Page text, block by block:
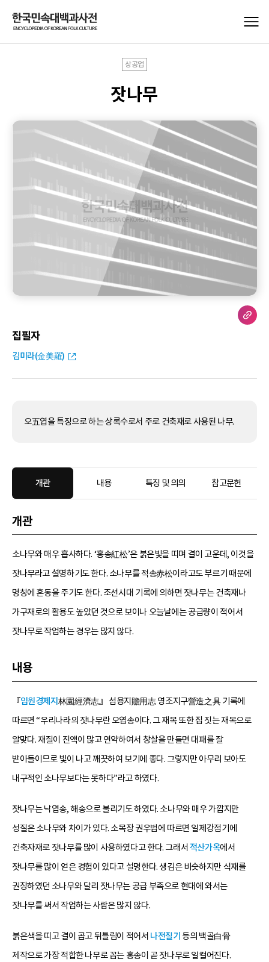
상공업
잣나무
집필자
김미라(金美羅)
오五엽을 특징으로 하는 상록수로서 주로 건축재로 사용된 나무.
개관 내용 특징 및 의의 참고문헌
개관
소나무와 매우 흡사하다. ‘홍송紅松’은 붉은빛을 띠며 결이 고운데, 이것을
잣나무라고 설명하기도 한다. 소나무를 적송赤松이라고도 부르기 때문에
명칭에 혼동을 주기도 한다. 조선시대 기록에 의하면 잣나무는 건축재나
가구재로의 활용도 높았던 것으로 보이나 오늘날에는 공급량이 적어서
잣나무로 작업하는 경우는 많지 않다.
내용
『임원경제지 林園經濟志』 섬용지贍用志 영조지구營造之具 기록에
따르면 “우리나라의 잣나무란 오엽송이다. 그 재목 또한 집 짓는 재목으로
알맞다. 재질이 진액이 많고 연약하여서 창살을 만들면 대패를 잘
받아들이므로 빛이 나고 깨끗하여 보기에 좋다. 그렇지만 아무리 보아도
내구적인 소나무보다는 못하다”라고 하였다.
잣나무는 낙엽송, 해송으로 불리기도 하였다. 소나무와 매우 가깝지만
성질은 소나무와 차이가 있다. 소목장 권우범에 따르면 일제강점기에
건축자재로 잣나무를 많이 사용하였다고 한다. 그래서 적산가옥에서
잣나무를 많이 얻은 경험이 있다고 설명한다. 생김은 비슷하지만 식재를
권장하였던 소나무와 달리 잣나무는 공급 부족으로 현대에 와서는
잣나무를 써서 작업하는 사람은 많지 않다.
붉은색을 띠고 결이 곱고 뒤틀림이 적어서 나전칠기 등의 백골白骨
제작으로 가장 적합한 나무로 꼽는 홍송이 곧 잣나무로 일컬어진다.